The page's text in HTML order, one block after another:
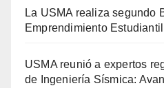
La USMA realiza segundo
Emprendimiento
USMA reunió a expertos
de Ingeniería Sísmica: